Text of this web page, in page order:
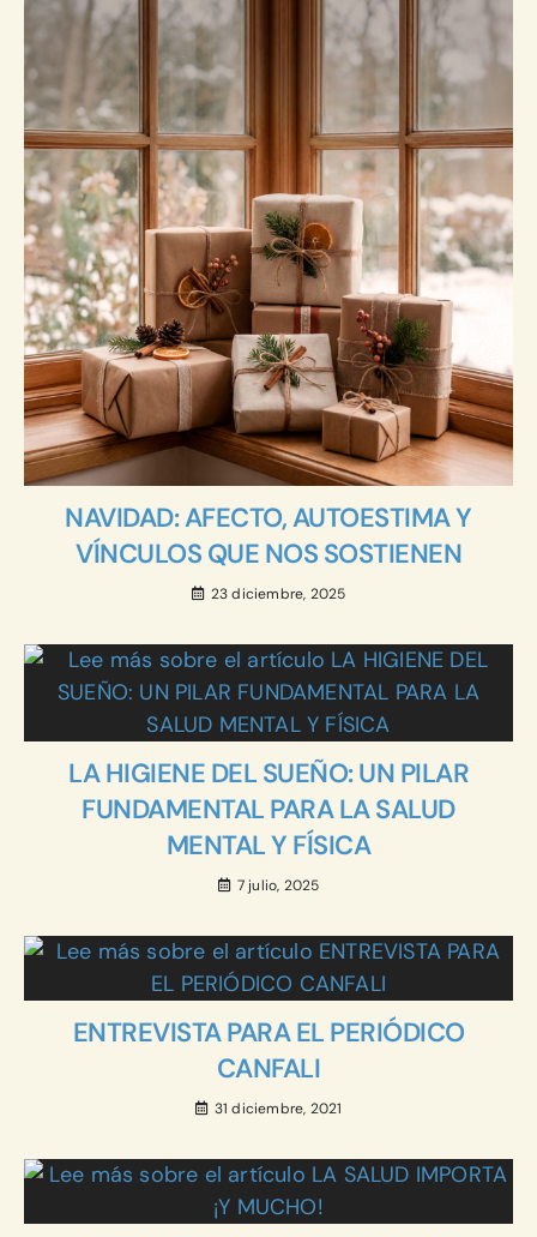
NAVIDAD: AFECTO, AUTOESTIMA Y
VÍNCULOS QUE NOS SOSTIENEN
23 diciembre, 2025
LA HIGIENE DEL SUEÑO: UN PILAR
FUNDAMENTAL PARA LA SALUD
MENTAL Y FÍSICA
7 julio, 2025
ENTREVISTA PARA EL PERIÓDICO
CANFALI
31 diciembre, 2021